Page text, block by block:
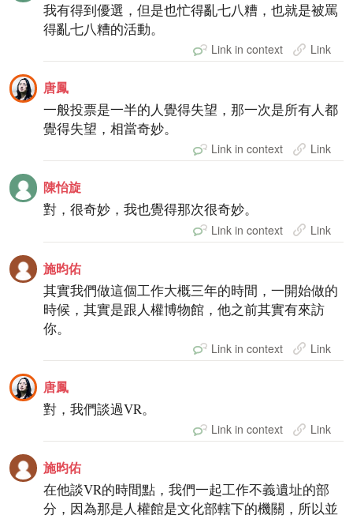
我有得到優選，但是也忙得亂七八糟，也就是被罵
得亂七八糟的活動。
Link in context Link
唐鳳
一般投票是一半的人覺得失望，那一次是所有人都
覺得失望，相當奇妙。
Link in context Link
陳怡旋
對，很奇妙，我也覺得那次很奇妙。
Link in context Link
施昀佑
其實我們做這個工作大概三年的時間，一開始做的
時候，其實是跟人權博物館，他之前其實有來訪
你。
Link in context Link
唐鳳
對，我們談過VR。
Link in context Link
施昀佑
在他談VR的時間點，我們一起工作不義遺址的部
分，因為那是人權館是文化部轄下的機關，所以並